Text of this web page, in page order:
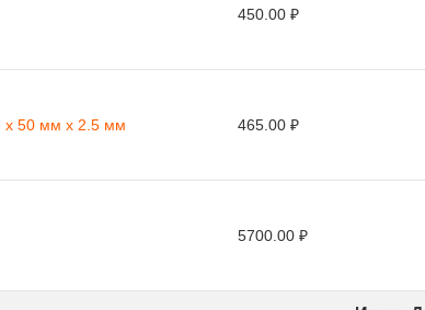
450.00 ₽
х 50 мм х 2.5 мм 465.00 ₽
5700.00 ₽